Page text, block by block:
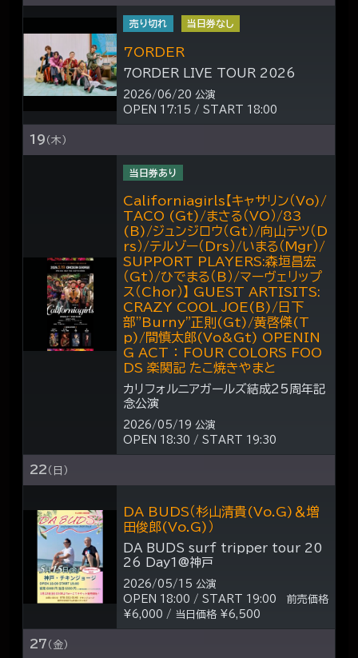
売り切れ 当日券なし
7ORDER LIVE TOUR 2026
7ORDER
2026/06/20 公演
OPEN 17:15 / START 18:00
19 （木）
当日券あり
カリフォルニアガールズ結成25周年記
念公演
Californiagirls【キャサリン（Vo)/
TACO (Gt)/まさる（VO）/83
(B)/ジュンジロウ（Gt）/向山テツ（D
rs）/テルゾー（Drs）/いまる（Mgr）/
SUPPORT PLAYERS:森垣昌宏
（Gt）/ひでまる（B）/マーヴェリップ
ス（Chor）】 GUEST ARTISITS:
CRAZY COOL JOE(B)/日下
部"Burny"正則(Gt)/黄啓傑(T
p)/間慎太郎(Vo&Gt) OPENIN
G ACT ： FOUR COLORS FOO
DS 楽関記 たこ焼きやまと
2026/05/19 公演
OPEN 18:30 / START 19:30
22 （日）
DA BUDS surf tripper tour 20
26 Day1@神戸
DA BUDS（杉山清貴(Vo.G)＆増
田俊郎(Vo.G)）
2026/05/15 公演
OPEN 18:00 / START 19:00 前売価格
¥6,000 / 当日価格 ¥6,500
27 （金）